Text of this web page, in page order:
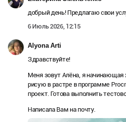
добрый день! Предлагаю свои
6 Июль 2026, 12:15
Alyona Arti
Здравствуйте!
Меня зовут Алёна, я
рисую в растре в программе
проект. Готова выполнить
Написала Вам на почту.